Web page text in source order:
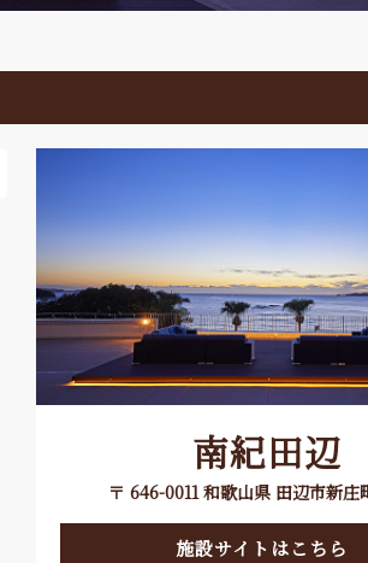
南紀田辺
〒 646-0011 和歌山県 田辺市新庄
施設サイトはこちら